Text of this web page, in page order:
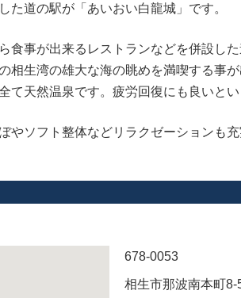
た道の駅が「あいおい白龍城」です。
食事が出来るレストランなどを併設し
相生湾の雄大な海の眺めを満喫する事
て天然温泉です。疲労回復にも良いと
やソフト整体などリラクゼーションも充
678-0053
相生市那波南本町8-